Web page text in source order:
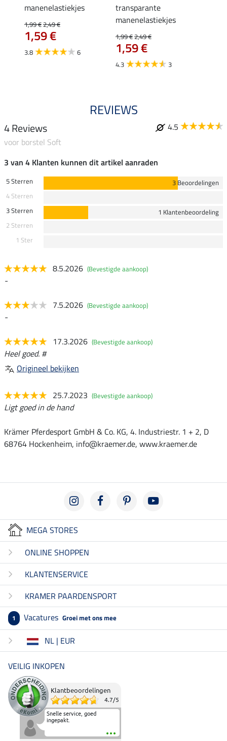
manenelastiekjes
1,99 €2,49 €
1,59 €
3.8 6
transparante
manenelastiekjes
1,99 €2,49 €
1,59 €
4.3 3
REVIEWS
4 Reviews
4.5
voor borstel Soft
3 van 4 Klanten kunnen dit artikel aanraden
5 Sterren
3 Beoordelingen
4 Sterren
3 Sterren
1 Klantenbeoordeling
2 Sterren
1 Ster
8.5.2026 (Bevestigde aankoop)
-
7.5.2026 (Bevestigde aankoop)
-
17.3.2026 (Bevestigde aankoop)
Heel goed. #
Origineel bekijken
25.7.2023 (Bevestigde aankoop)
Ligt goed in de hand
Krämer Pferdesport GmbH & Co. KG, 4. Industriestr. 1 + 2, D
68764 Hockenheim, info@kraemer.de, www.kraemer.de
MEGA STORES
ONLINE SHOPPEN
KLANTENSERVICE
KRAMER PAARDENSPORT
1 Vacatures Groei met ons mee
NL | EUR
VEILIG INKOPEN
Klantbeoordelingen
4.7/5
Snelle service, goed
ingepakt.